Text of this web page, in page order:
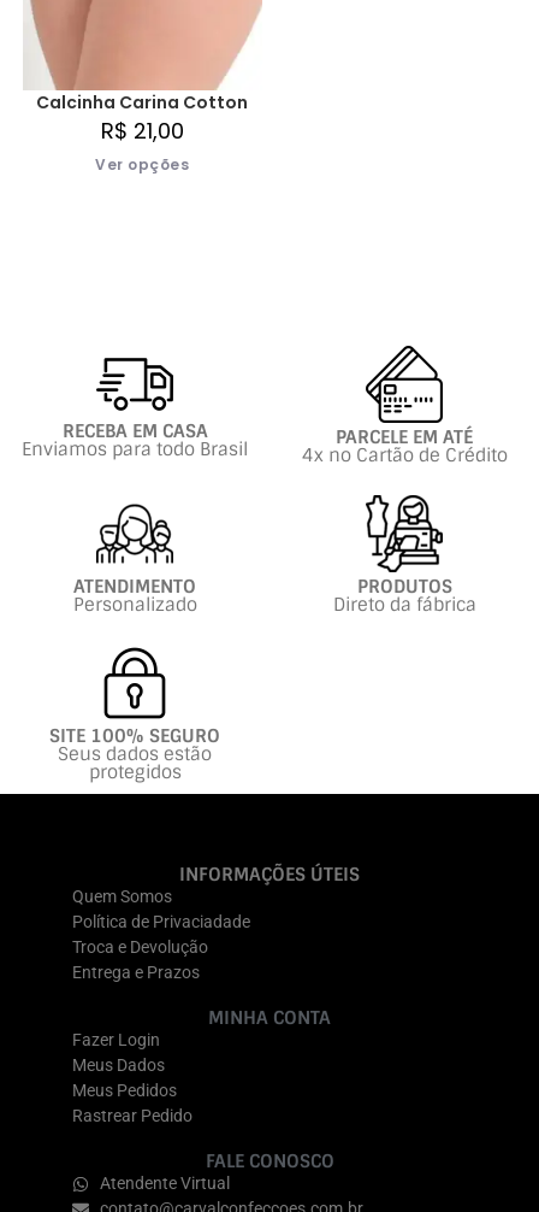
Calcinha Carina Cotton
R$ 21,00
Ver opções
RECEBA EM CASA
Enviamos para todo Brasil PARCELE EM ATÉ
4x no Cartão de Crédito
ATENDIMENTO
Personalizado
PRODUTOS
Direto da fábrica
SITE 100% SEGURO
Seus dados estão
protegidos
INFORMAÇÕES ÚTEIS
Quem Somos
Política de Privaciadade
Troca e Devolução
Entrega e Prazos
MINHA CONTA
Fazer Login
Meus Dados
Meus Pedidos
Rastrear Pedido
FALE CONOSCO
Atendente Virtual